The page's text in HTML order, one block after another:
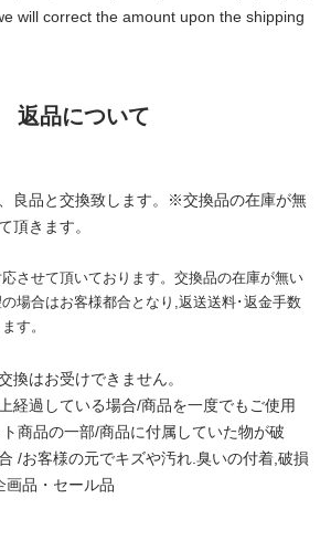
will correct the amount upon the shipping
返品について
良品と交換致します。※交換品の在庫が無
頂きます。
させて頂いております。交換品の在庫が無い
場合はお客様都合となり,返送送料･返金手数
す。
換はお受けできません。
経過している場合/商品を一度でもご使用
商品の一部/商品に付属していた物が破
/お客様の元でキズや汚れ.臭いの付着,破損
画品・セール品